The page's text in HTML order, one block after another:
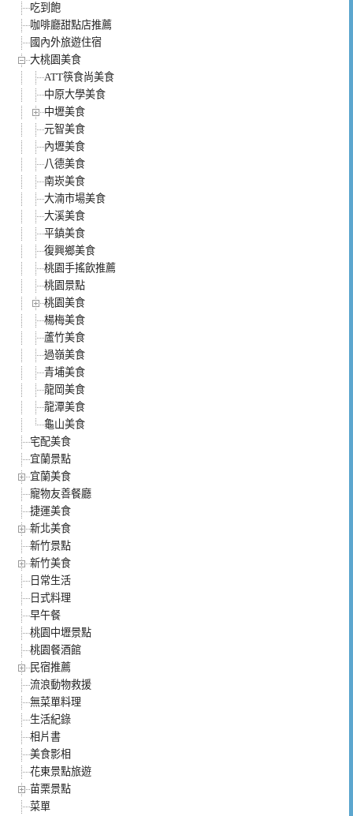
吃到飽
咖啡廳甜點店推薦
國內外旅遊住宿
大桃園美食
ATT筷食尚美食
中原大學美食
中壢美食
元智美食
內壢美食
八德美食
南崁美食
大湳市場美食
大溪美食
平鎮美食
復興鄉美食
桃園手搖飲推薦
桃園景點
桃園美食
楊梅美食
蘆竹美食
過嶺美食
青埔美食
龍岡美食
龍潭美食
龜山美食
宅配美食
宜蘭景點
宜蘭美食
寵物友善餐廳
捷運美食
新北美食
新竹景點
新竹美食
日常生活
日式料理
早午餐
桃園中壢景點
桃園餐酒館
民宿推薦
流浪動物救援
無菜單料理
生活紀錄
相片書
美食影相
花東景點旅遊
苗栗景點
菜單